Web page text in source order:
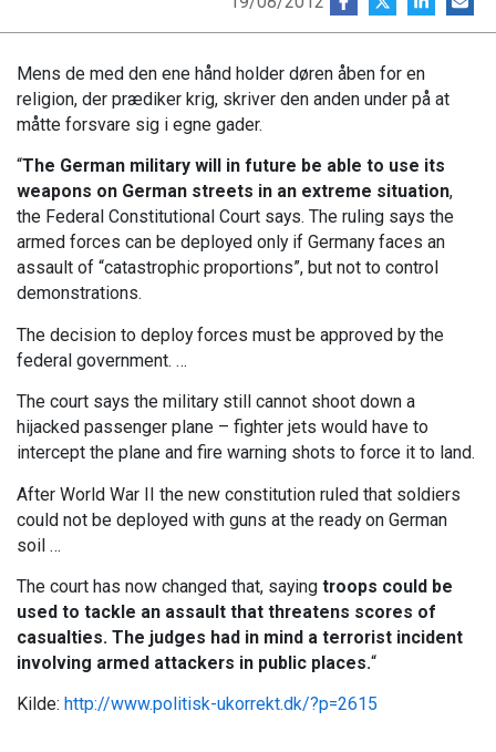
Mens de med den ene hånd holder døren åben for en
religion, der prædiker krig, skriver den anden under på at
måtte forsvare sig i egne gader.
“The German military will in future be able to use its
weapons on German streets in an extreme situation,
the Federal Constitutional Court says. The ruling says the
armed forces can be deployed only if Germany faces an
assault of “catastrophic proportions”, but not to control
demonstrations.
The decision to deploy forces must be approved by the
federal government. …
The court says the military still cannot shoot down a
hijacked passenger plane – fighter jets would have to
intercept the plane and fire warning shots to force it to land.
After World War II the new constitution ruled that soldiers
could not be deployed with guns at the ready on German
soil …
The court has now changed that, saying troops could be
used to tackle an assault that threatens scores of
casualties. The judges had in mind a terrorist incident
involving armed attackers in public places.“
Kilde: http://www.politisk-ukorrekt.dk/?p=2615